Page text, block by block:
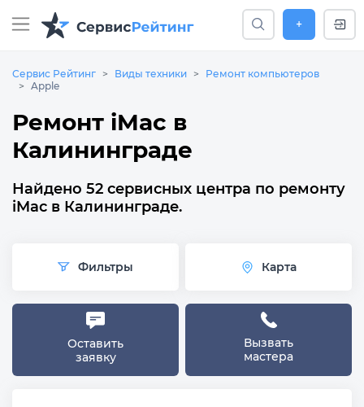
+
Сервис Рейтинг Виды техники
Ремонт компьютеров
Apple
Ремонт iMac в
Калининграде
Найдено 52 сервисных центра по ремонту
iMac в Калининграде.
Фильтры Карта
Оставить
заявку
Вызвать
мастера